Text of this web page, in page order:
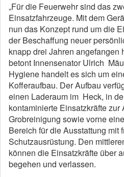
„Für die Feuerwehr sind das
Einsatzfahrzeuge. Mit dem
nun das Konzept rund um die
der Beschaffung neuer
knapp drei Jahren angefangen
betont Innensenator Ulrich
Hygiene handelt es sich um
Kofferaufbau. Der Aufbau
einen Laderaum im Heck, in
kontaminierte Einsatzkräfte zur
Grobreinigung sowie vorne
Bereich für die Ausstattung mit
Schutzausrüstung. Den
können die Einsatzkräfte über
begehen und verlassen.